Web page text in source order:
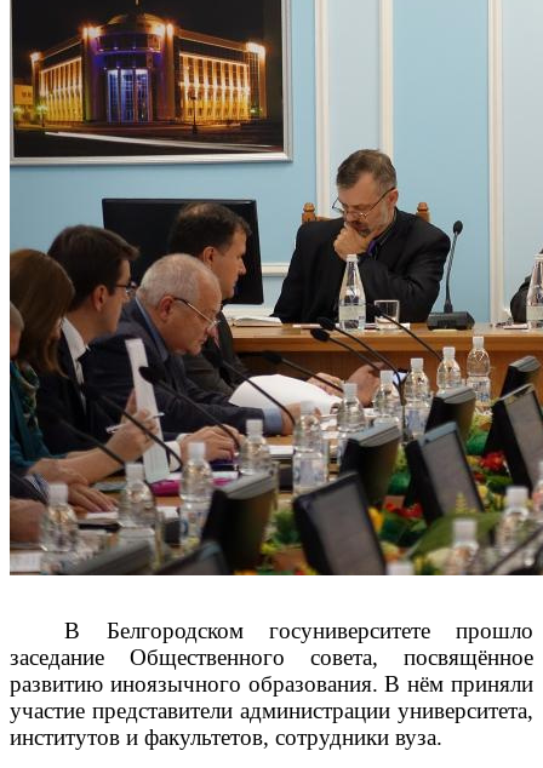
В Белгородском госуниверситете прошло
заседание Общественного совета, посвящённое
развитию иноязычного образования.В нём приняли
участие представители администрации университета,
институтов и факультетов, сотрудники вуза.